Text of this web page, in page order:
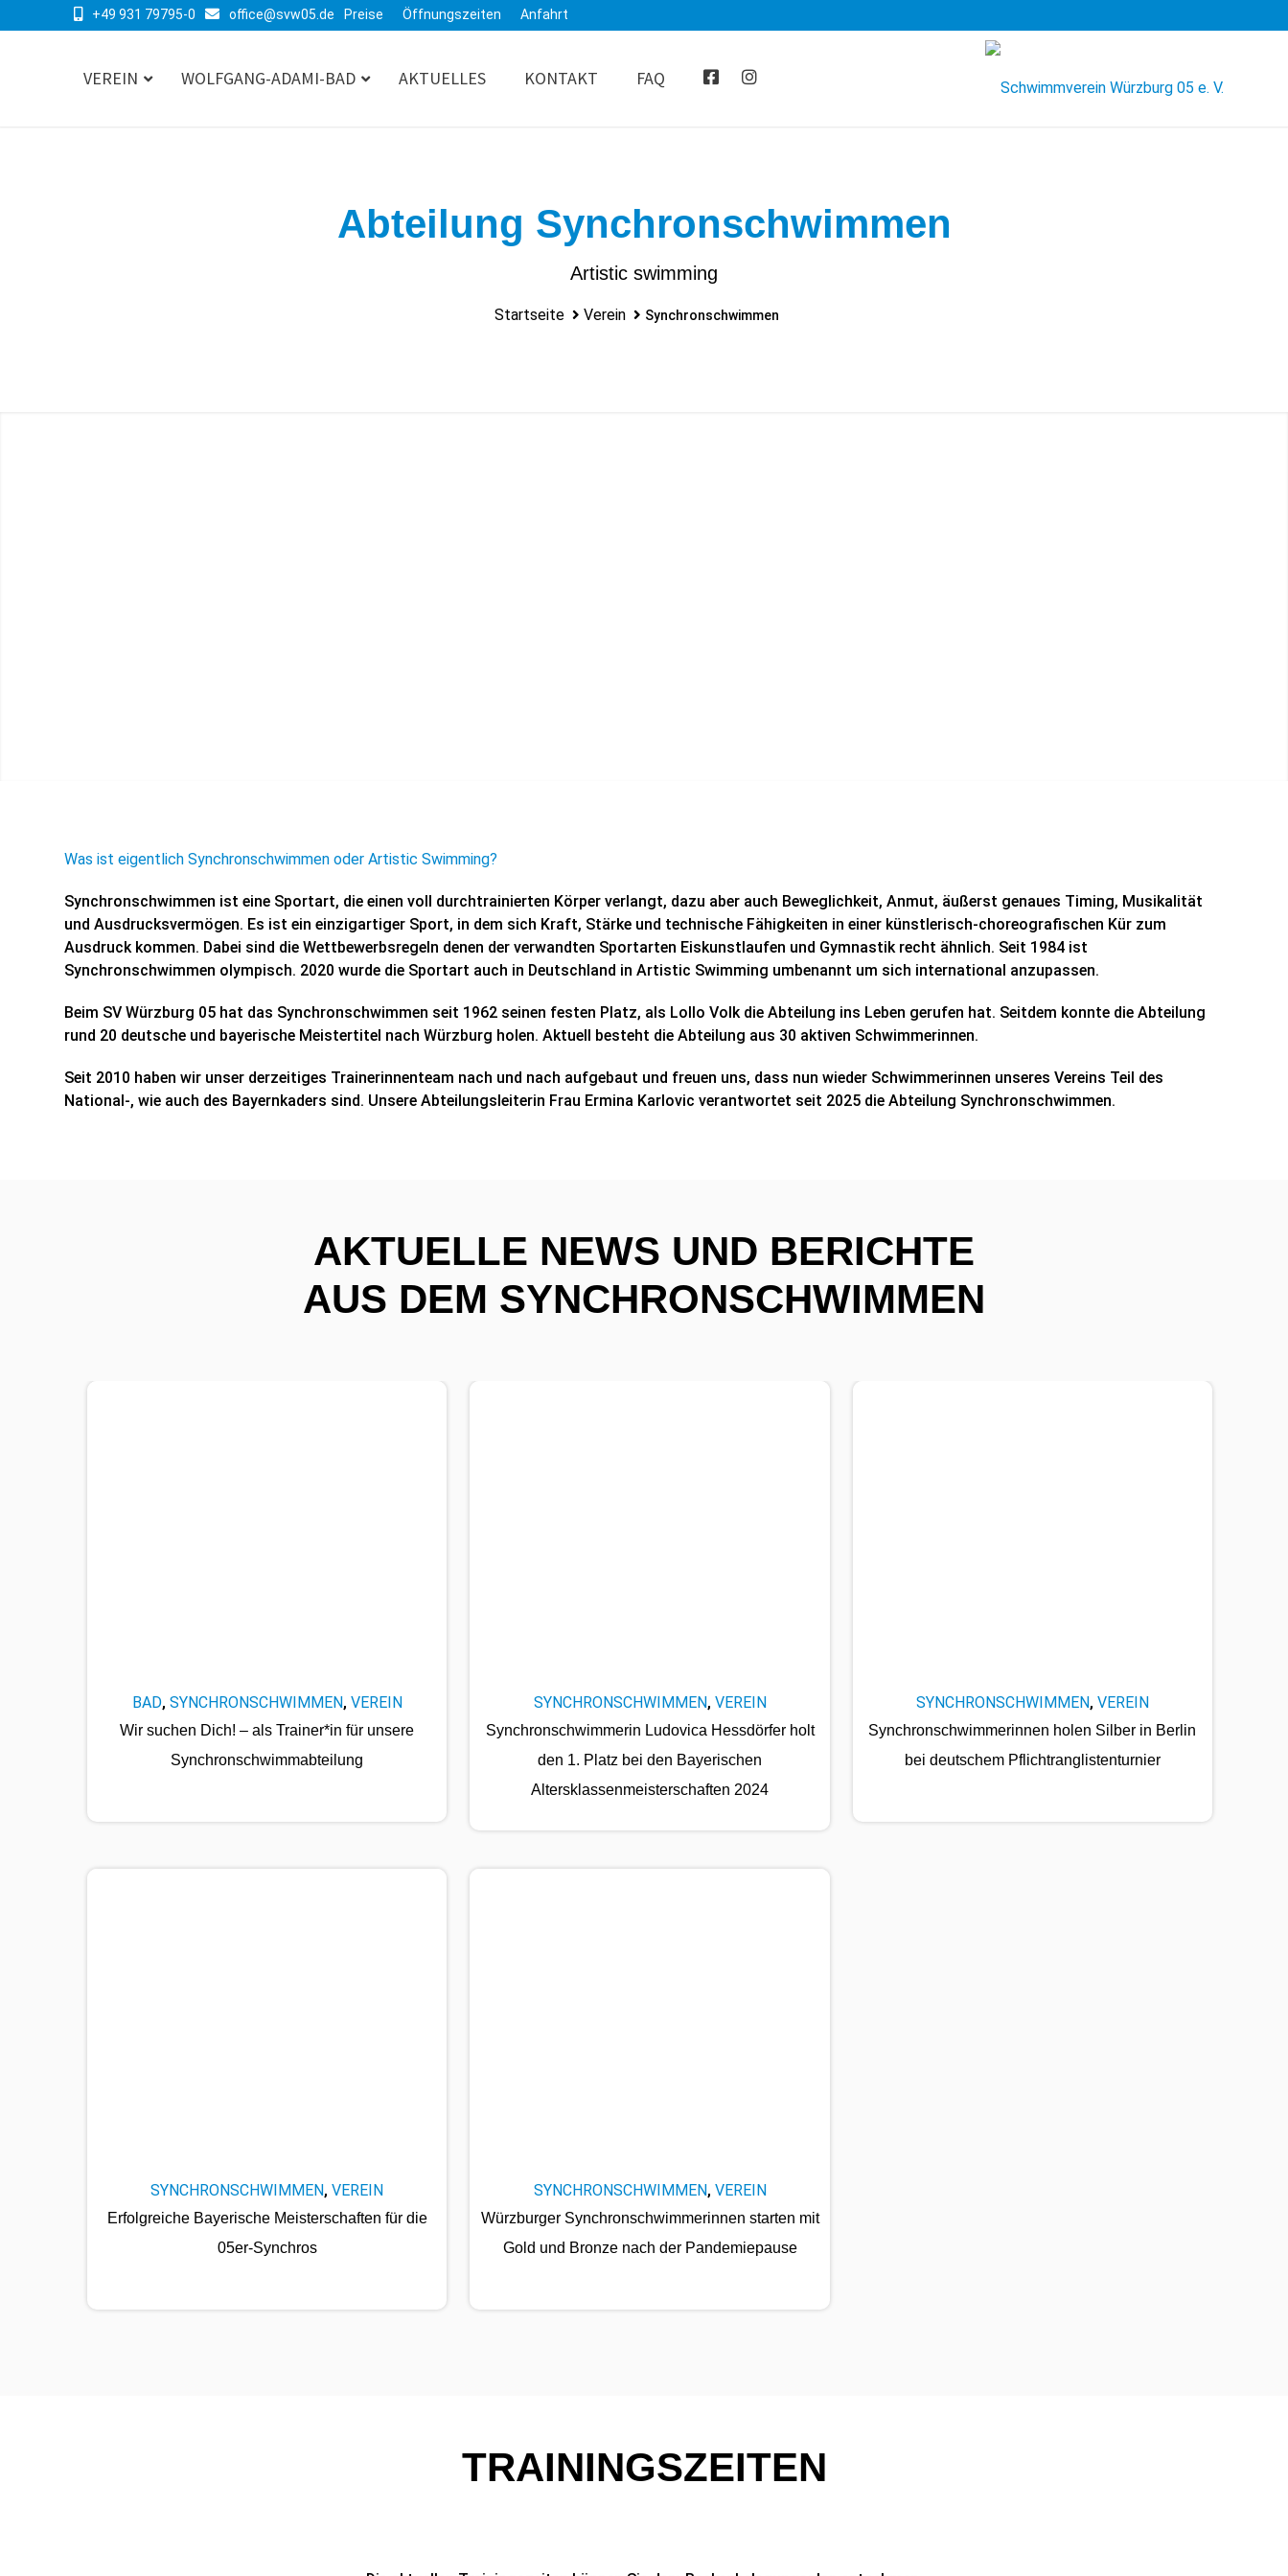
+49 931 79795-0 office@svw05.de Preise Öffnungszeiten Anfahrt
VEREIN WOLFGANG-ADAMI-BAD AKTUELLES KONTAKT FAQ
Abteilung Synchronschwimmen
Artistic swimming
Startseite Verein Synchronschwimmen
Was ist eigentlich Synchronschwimmen oder Artistic Swimming?
Synchronschwimmen ist eine Sportart, die einen voll durchtrainierten Körper verlangt, dazu aber auch Beweglichkeit, Anmut, äußerst genaues Timing, Musikalität
und Ausdrucksvermögen. Es ist ein einzigartiger Sport, in dem sich Kraft, Stärke und technische Fähigkeiten in einer künstlerisch-choreografischen Kür zum
Ausdruck kommen. Dabei sind die Wettbewerbsregeln denen der verwandten Sportarten Eiskunstlaufen und Gymnastik recht ähnlich. Seit 1984 ist
Synchronschwimmen olympisch. 2020 wurde die Sportart auch in Deutschland in Artistic Swimming umbenannt um sich international anzupassen.
Beim SV Würzburg 05 hat das Synchronschwimmen seit 1962 seinen festen Platz, als Lollo Volk die Abteilung ins Leben gerufen hat. Seitdem konnte die Abteilung
rund 20 deutsche und bayerische Meistertitel nach Würzburg holen. Aktuell besteht die Abteilung aus 30 aktiven Schwimmerinnen.
Seit 2010 haben wir unser derzeitiges Trainerinnenteam nach und nach aufgebaut und freuen uns, dass nun wieder Schwimmerinnen unseres Vereins Teil des
National-, wie auch des Bayernkaders sind. Unsere Abteilungsleiterin Frau Ermina Karlovic verantwortet seit 2025 die Abteilung Synchronschwimmen.
AKTUELLE NEWS UND BERICHTE
AUS DEM SYNCHRONSCHWIMMEN
BAD, SYNCHRONSCHWIMMEN, VEREIN
Wir suchen Dich! – als Trainer*in für unsere
Synchronschwimmabteilung
SYNCHRONSCHWIMMEN, VEREIN
Synchronschwimmerin Ludovica Hessdörfer holt
den 1. Platz bei den Bayerischen
Altersklassenmeisterschaften 2024
SYNCHRONSCHWIMMEN, VEREIN
Synchronschwimmerinnen holen Silber in Berlin
bei deutschem Pflichtranglistenturnier
SYNCHRONSCHWIMMEN, VEREIN
Erfolgreiche Bayerische Meisterschaften für die
05er-Synchros
SYNCHRONSCHWIMMEN, VEREIN
Würzburger Synchronschwimmerinnen starten mit
Gold und Bronze nach der Pandemiepause
TRAININGSZEITEN